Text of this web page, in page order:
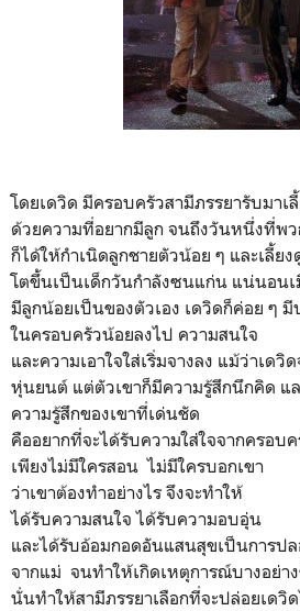
โดยเดวิด มีครอบครัวสามีภรรยารับมาเ
ด้วยความที่อยากมีลูก จนถึงวันหนึ่งที่พว
ก็ได้ให้กำเนิดลูกชายตัวน้อย ๆ และเลี้ย
โตขึ้นเป็นเด็กวันกำลังซนแก่น แน่นอนเ
มีลูกน้อยเป็นของตัวเอง เดวิดก็ค่อย ๆ
ในครอบครัวน้อยลงไป ความสนใจ
และความเอาใจใส่เริ่มจางลง แม้ว่าเดวิ
หุ่นยนต์​ แต่ตัวเขาก็มีความรู้สึกนึกคิด แ
ความรู้สึกของเขาที่เด่นชัด
คืออยากที่จะได้รับความใส่ใจจากครอบค
เพียงไม่มีใครสอน ไม่มีใครบอกเขา
ว่าเขาต้องทำอย่างไร จึงจะทำให้
ได้รับความสนใจ ได้รับความอบอุ่น
และได้รับอ้อมกอดอันแสนสุขเป็นการป
จากแม่ จนทำให้เกิดเหตุการณ์​บางอย่า
นั่นทำให้สามีภรรยาเลือกที่จะปล่อยเดวิ